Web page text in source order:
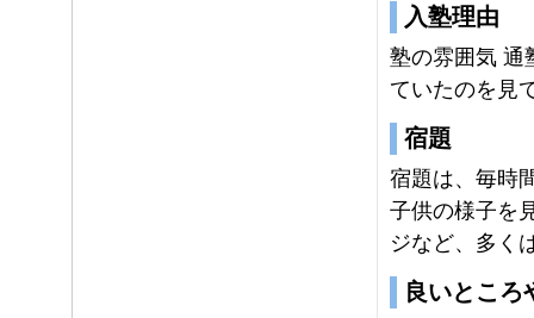
入塾理由
塾の雰囲気 通
ていたのを見
宿題
宿題は、毎時
子供の様子を
ジなど、多く
良いところ